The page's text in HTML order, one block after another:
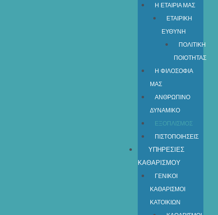
Η ΕΤΑΙΡΙΑ ΜΑΣ
ΕΤΑΙΡΙΚΗ
ΕΥΘΥΝΗ
ΠΟΛΙΤΙΚΗ
ΠΟΙΟΤΗΤΑΣ
Η ΦΙΛΟΣΟΦΙΑ
ΜΑΣ
ΑΝΘΡΩΠΙΝΟ
ΔΥΝΑΜΙΚΟ
ΕΞΟΠΛΙΣΜΟΣ
ΠΙΣΤΟΠΟΙΗΣΕΙΣ
ΥΠΗΡΕΣΙΕΣ
ΚΑΘΑΡΙΣΜΟΥ
ΓΕΝΙΚΟΙ
ΚΑΘΑΡΙΣΜΟΙ
ΚΑΤΟΙΚΙΩΝ